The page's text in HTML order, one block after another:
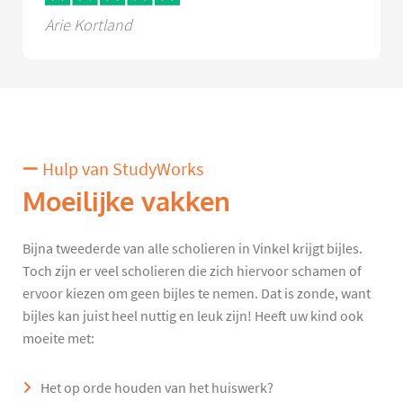
Arie Kortland
Hulp van StudyWorks
Moeilijke vakken
Bijna tweederde van alle scholieren in Vinkel krijgt bijles.
Toch zijn er veel scholieren die zich hiervoor schamen of
ervoor kiezen om geen bijles te nemen. Dat is zonde, want
bijles kan juist heel nuttig en leuk zijn! Heeft uw kind ook
moeite met:
Het op orde houden van het huiswerk?